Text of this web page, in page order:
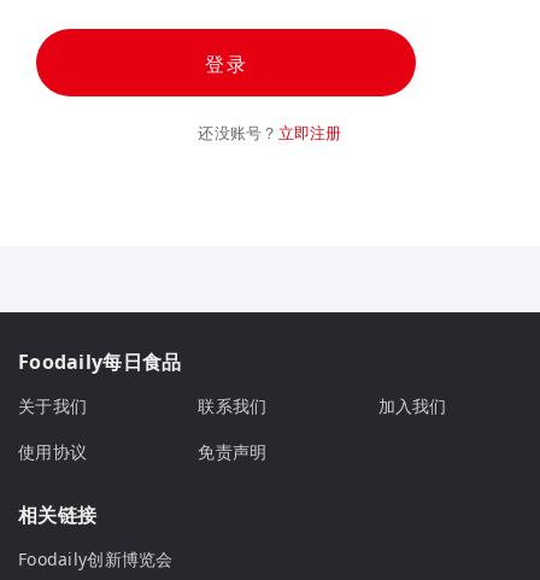
登录
还没账号？ 立即注册
Foodaily每日食品
关于我们 联系我们
加入我们
使用协议
免责声明
相关链接
Foodaily创新博览会